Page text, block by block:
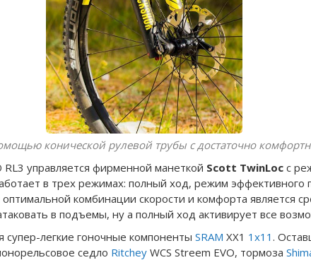
конической рулевой трубы с достаточно
RL3 управляется фирменной манеткой Scott TwinLoc с
в трех режимах: полный ход, режим эффективного
комбинации скорости и комфорта является
в подъемы, ну а полный ход активирует все
супер-легкие гоночные компоненты SRAM XX1 1x11 .
седло Ritchey WCS Streem EVO, тормоза